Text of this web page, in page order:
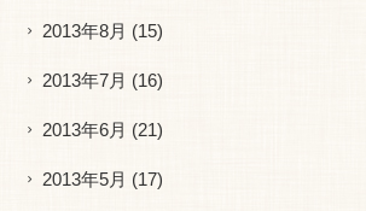
2013年8月 (15)
2013年7月 (16)
2013年6月 (21)
2013年5月 (17)